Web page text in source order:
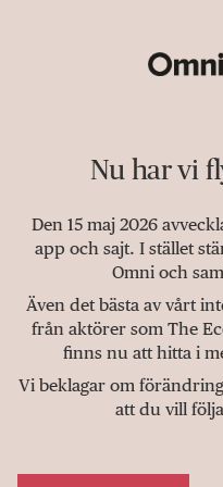
Nu har vi
Den 15 maj 2026
app och sajt. I stället
Omni och
Även det bästa av vårt
från aktörer som The
finns nu att hitta i
Vi beklagar om
att du vill